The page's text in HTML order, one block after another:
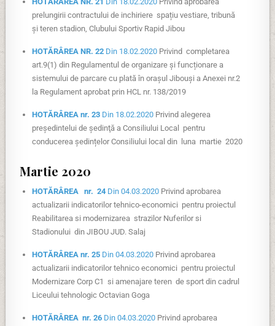
prelungirii contractului de inchiriere spațiu vestiare, tribună
și teren stadion, Clubului Sportiv Rapid Jibou
HOTĂRÂREA NR. 22 Din 18.02.2020 Privind completarea
art.9(1) din Regulamentul de organizare și funcționare a
sistemului de parcare cu plată în orașul Jibouși a Anexei nr.2
la Regulament aprobat prin HCL nr. 138/2019
HOTĂRÂREA nr. 23 Din 18.02.2020 Privind alegerea
preşedintelui de şedinţă a Consiliului Local pentru
conducerea ședințelor Consiliului local din luna martie 2020
Martie 2020
HOTĂRÂREA nr. 24 Din 04.03.2020 Privind aprobarea
actualizarii indicatorilor tehnico-economici pentru proiectul
Reabilitarea si modernizarea strazilor Nuferilor si
Stadionului din JIBOU JUD. Salaj
HOTĂRÂREA nr. 25 Din 04.03.2020 Privind aprobarea
actualizarii indicatorilor tehnico economici pentru proiectul
Modernizare Corp C1 si amenajare teren de sport din cadrul
Liceului tehnologic Octavian Goga
HOTĂRÂREA nr. 26 Din 04.03.2020 Privind aprobarea